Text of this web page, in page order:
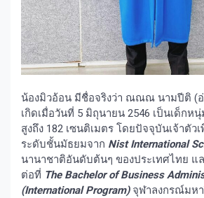
น้องมิวอ้อน มีชื่อจริงว่า ณณณ นามปีติ (อ่
เกิดเมื่อวันที่ 5 มิถุนายน 2546 เป็นเด็กห
สูงถึง 182 เซนติเมตร โดยปัจจุบันเจ้าตัว
ระดับชั้นมัธยมจาก Nist International
นานาชาติอันดับต้นๆ ของประเทศไทย แ
ต่อที่ The Bachelor of Business
(International Program)จุฬาลงกรณ์มห